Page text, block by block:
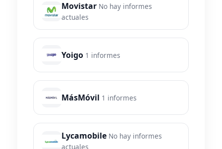
Movistar No hay informes
actuales
Yoigo 1 informes
MásMóvil 1 informes
Lycamobile No hay informes
actuales